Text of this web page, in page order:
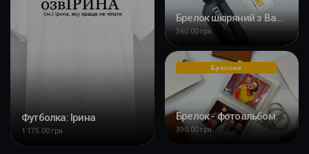
Футболка: Ірина
1 175.00 грн
Брелок шкіряний з Вашим дизайном
360.00 грн
Брелоки
Брелок - фотоальбом
390.00 грн